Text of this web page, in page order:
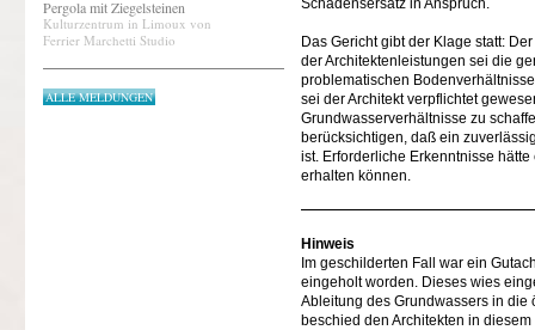
Pergola mit Ziegelsteinen
Kulturzentrum in Limoux von
Ferrier Marchetti Studio
ALLE MELDUNGEN
Schadensersatz in Anspruch.
Das Gericht gibt der Klage statt:
der Architektenleistungen sei die
problematischen
sei der Architekt verpflichtet
Grundwasserverhältnisse zu
berücksichtigen, daß ein
ist. Erforderliche Erkenntnisse
erhalten können.
Hinweis
Im geschilderten Fall war ein
eingeholt worden. Dieses wies
Ableitung des Grundwassers in die
beschied den Architekten in